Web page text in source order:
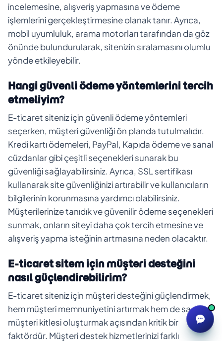
incelemesine, alışveriş yapmasına ve ödeme
işlemlerini gerçekleştirmesine olanak tanır. Ayrıca,
mobil uyumluluk, arama motorları tarafından da göz
önünde bulundurularak, sitenizin sıralamasını olumlu
yönde etkileyebilir.
Hangi güvenli ödeme yöntemlerini tercih
etmeliyim?
E-ticaret siteniz için güvenli ödeme yöntemleri
seçerken, müşteri güvenliği ön planda tutulmalıdır.
Kredi kartı ödemeleri, PayPal, Kapıda ödeme ve sanal
cüzdanlar gibi çeşitli seçenekleri sunarak bu
güvenliği sağlayabilirsiniz. Ayrıca, SSL sertifikası
kullanarak site güvenliğinizi artırabilir ve kullanıcıların
bilgilerinin korunmasına yardımcı olabilirsiniz.
Müşterilerinize tanıdık ve güvenilir ödeme seçenekleri
sunmak, onların siteyi daha çok tercih etmesine ve
alışveriş yapma isteğinin artmasına neden olacaktır.
E-ticaret sitem için müşteri desteğini
nasıl güçlendirebilirim?
E-ticaret siteniz için müşteri desteğini güçlendirmek,
hem müşteri memnuniyetini artırmak hem de sadık bir
müşteri kitlesi oluşturmak açısından kritik bir
faktördür. Müşteri destek hizmetlerinizi farklı